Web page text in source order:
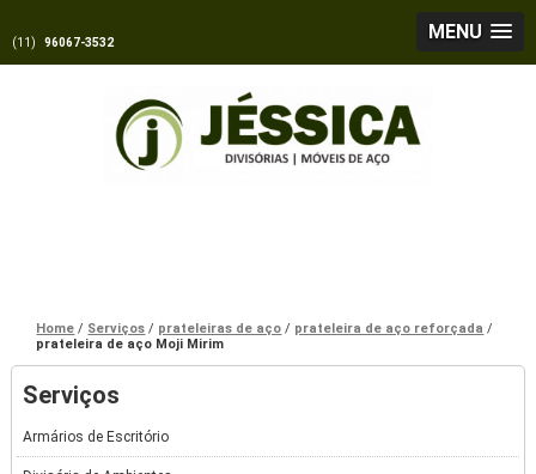
MENU
(11) 96067-3532
Home Serviços prateleiras de aço
prateleira de aço reforçada
prateleira de aço Moji Mirim
Serviços
Armários de Escritório